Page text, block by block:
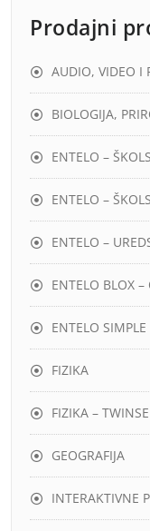
Prodajni
AUDIO, VIDEO I
BIOLOGIJA,
ENTELO –
ENTELO –
ENTELO –
ENTELO BLOX
ENTELO
FIZIKA
FIZIKA – TWINSE
GEOGRAFIJA
INTERAKTIVNE